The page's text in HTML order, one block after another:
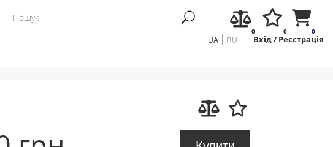
0
0
0
Вхід/Реєстрація
UA RU